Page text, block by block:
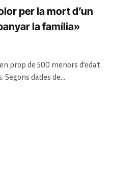
per la mort d’un
la família»
prop de 500 menors d’edat
dades de…